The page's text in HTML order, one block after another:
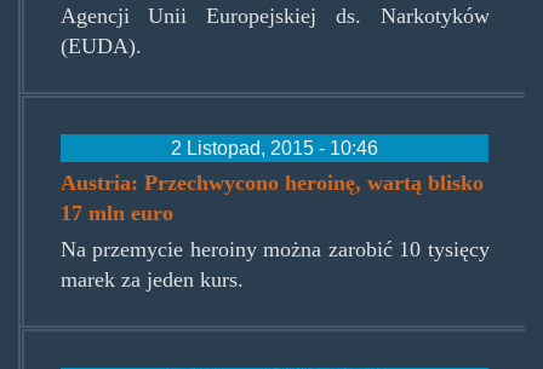
Agencji Unii Europejskiej ds. Narkotyków
(EUDA).
2 Listopad, 2015 - 10:46
Austria: Przechwycono heroinę, wartą blisko
17 mln euro
Na przemycie heroiny można zarobić 10 tysięcy
marek za jeden kurs.